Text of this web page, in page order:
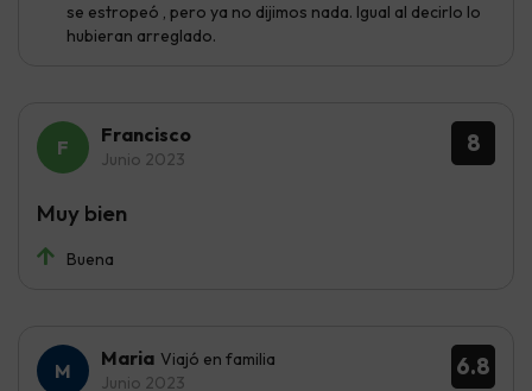
se estropeó , pero ya no dijimos nada. Igual al decirlo lo
hubieran arreglado.
8
Francisco
Junio 2023
Buena
Muy bien
6.8
Maria Viajó en familia
Junio 2023